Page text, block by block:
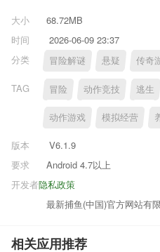
大小
68.72MB
时间
2026-06-09 23:37
分类
冒险解谜 悬疑 传奇
TAG 冒险 动作竞技 逃生
动作游戏 模拟经营
版本
V6.1.9
要求
Android 4.7以上
隐私政策
开发者
最新捕鱼(中国)官方网站有
相关应用推荐